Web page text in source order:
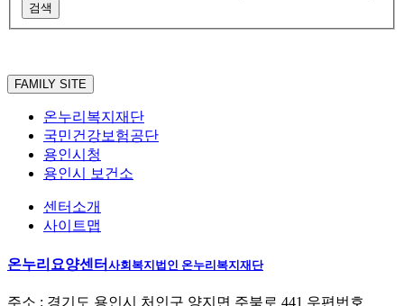
FAMILY SITE
온누리복지재단
국민건강보험공단
용인시청
용인시 보건소
센터소개
사이트맵
온누리요양센터 사회복지법인 온누리복지재단
주소 : 경기도 용인시 처인구 양지면 주북로 441 우편번호